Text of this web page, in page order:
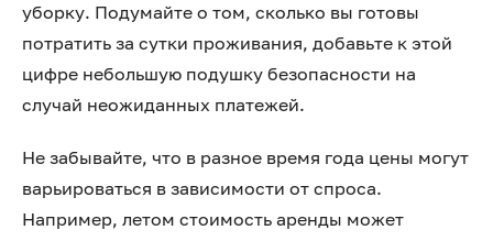
уборку. Подумайте о том, сколько вы готовы
потратить за сутки проживания, добавьте к этой
цифре небольшую подушку безопасности на
случай неожиданных платежей.
Не забывайте, что в разное время года цены могут
варьироваться в зависимости от спроса.
Например, летом стоимость аренды может